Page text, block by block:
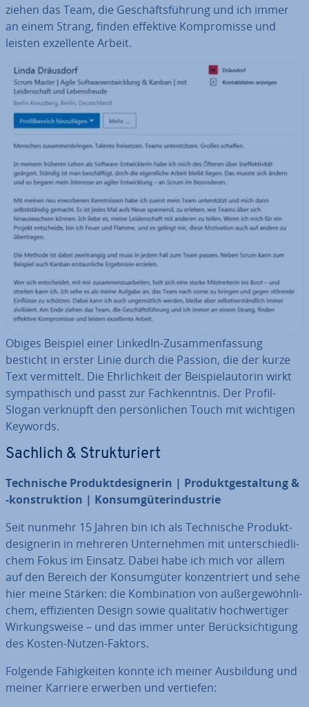
ziehen das Team, die Ge­schäfts­füh­rung und ich immer
an einem Strang, finden effektive Kom­pro­mis­se und
leisten ex­zel­len­te Arbeit.
Obiges Beispiel einer LinkedIn-Zu­sam­men­fas­sung
besticht in erster Linie durch die Passion, die der kurze
Text ver­mit­telt. Die Ehr­lich­keit der Bei­spiel­au­to­rin wirkt
sym­pa­thisch und passt zur Fach­kennt­nis. Der Profil-
Slogan verknüpft den per­sön­li­chen Touch mit wichtigen
Keywords.
Sachlich & Struk­tu­riert
Tech­ni­sche Pro­dukt­de­si­gne­rin | Pro­dukt­ge­stal­tung &
-kon­struk­ti­on | Kon­sum­gü­ter­in­dus­trie
Seit nunmehr 15 Jahren bin ich als Tech­ni­sche Pro­dukt­
de­si­gne­rin in mehreren Un­ter­neh­men mit un­ter­schied­li­
chem Fokus im Einsatz. Dabei habe ich mich vor allem
auf den Bereich der Kon­sum­gü­ter kon­zen­triert und sehe
hier meine Stärken: die Kom­bi­na­ti­on von au­ßer­ge­wöhn­li­
chem, ef­fi­zi­en­ten Design sowie qua­li­ta­tiv hoch­wer­ti­ger
Wir­kungs­wei­se – und das immer unter Be­rück­sich­ti­gung
des Kosten-Nutzen-Faktors.
Folgende Fä­hig­kei­ten konnte ich meiner Aus­bil­dung und
meiner Karriere erwerben und vertiefen: